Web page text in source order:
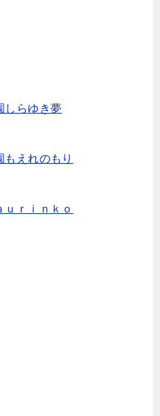
しらゆき夢
えれのもり
ｕｒｉｎｋｏ